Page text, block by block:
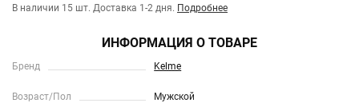
В наличии 15 шт. Доставка 1-2 дня. Подробнее
ИНФОРМАЦИЯ О ТОВАРЕ
Бренд Kelme
Возраст/Пол Мужской